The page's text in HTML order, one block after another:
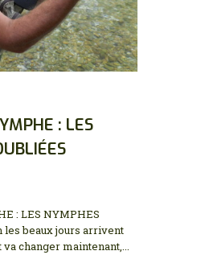
: LES
: LES NYMPHES
les beaux jours arrivent
va changer maintenant,...